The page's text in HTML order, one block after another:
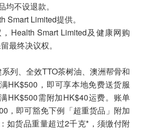
均不设退款。
Smart Limited提供。
Health Smart Limited及健康网购
最终决议权。
、全效TTO茶树油、澳洲帮骨和
HK$500，即可享本地免费送货服
HK$500需附加HK$40运费。账单
，即可豁免下例「超重货品」附加
如货品重量超过2千克*，须缴付附